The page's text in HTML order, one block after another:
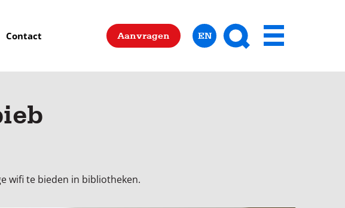
Contact Aanvragen EN
Zoeken
Menu
wifi te bieden in bibliotheken.